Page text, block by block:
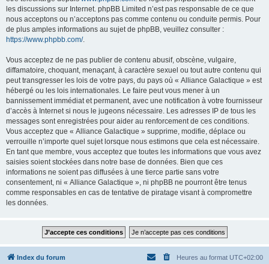
les discussions sur Internet. phpBB Limited n’est pas responsable de ce que
nous acceptons ou n’acceptons pas comme contenu ou conduite permis. Pour
de plus amples informations au sujet de phpBB, veuillez consulter :
https://www.phpbb.com/.
Vous acceptez de ne pas publier de contenu abusif, obscène, vulgaire,
diffamatoire, choquant, menaçant, à caractère sexuel ou tout autre contenu qui
peut transgresser les lois de votre pays, du pays où « Alliance Galactique » est
hébergé ou les lois internationales. Le faire peut vous mener à un
bannissement immédiat et permanent, avec une notification à votre fournisseur
d’accès à Internet si nous le jugeons nécessaire. Les adresses IP de tous les
messages sont enregistrées pour aider au renforcement de ces conditions.
Vous acceptez que « Alliance Galactique » supprime, modifie, déplace ou
verrouille n’importe quel sujet lorsque nous estimons que cela est nécessaire.
En tant que membre, vous acceptez que toutes les informations que vous avez
saisies soient stockées dans notre base de données. Bien que ces
informations ne soient pas diffusées à une tierce partie sans votre
consentement, ni « Alliance Galactique », ni phpBB ne pourront être tenus
comme responsables en cas de tentative de piratage visant à compromettre
les données.
Index du forum Heures au format UTC+02:00